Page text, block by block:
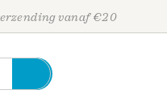
vanaf €20